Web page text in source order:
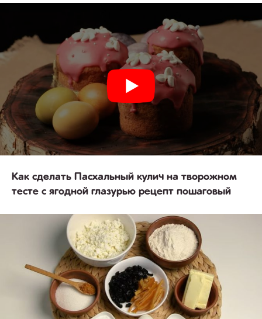
Как сделать Пасхальный кулич на творожном
тесте с ягодной глазурью рецепт пошаговый